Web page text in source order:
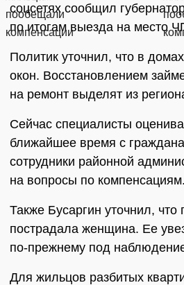
соцсетях сообщил
по итогам выезда на место
Политик уточнил, что в
окон. Восстановлением
на ремонт выделят из
Сейчас специалисты
ближайшее время с
сотрудники районной
на вопросы по компенсациям.
Также Бусаргин уточнил, что
пострадала женщина. Ее
по-прежнему под
Для жильцов разбитых